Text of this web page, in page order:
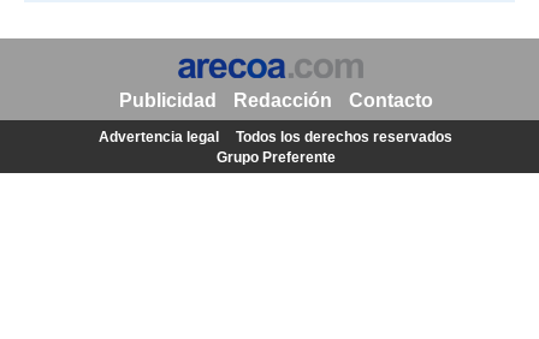
Publicidad Redacción Contacto
Advertencia legal
Todos los derechos reservados
Grupo Preferente